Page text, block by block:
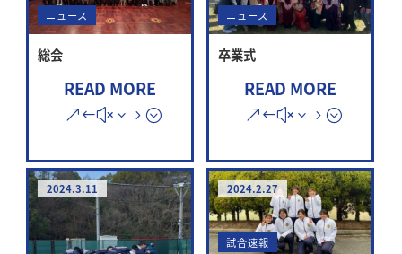
ニュース
総会
READ MORE
ニュース
卒業式
READ MORE
2024.3.11 2024.2.27
試合速報